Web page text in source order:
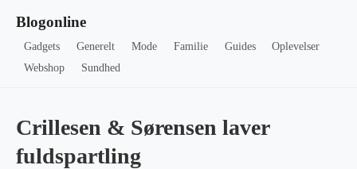
Blogonline
Gadgets Generelt Mode Familie Guides
Oplevelser
Webshop
Sundhed
Crillesen & Sørensen laver
fuldspartling